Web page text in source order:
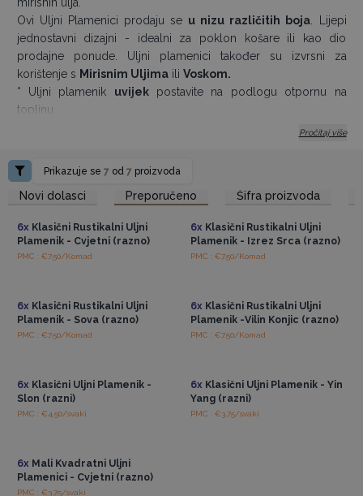
mirisnih ulja.
Ovi Uljni Plamenici prodaju se u nizu različitih boja. Lijepi
jednostavni dizajni - idealni za poklon košare ili kao dio
prodajne ponude. Uljni plamenici također su izvrsni za
korištenje s Mirisnim Uljimaili Voskom.
* Uljni plamenik uvijekpostavite na podlogu otpornu na
toplinu
* Provjerite ima li dovoljno vode u posudi iznad plamenika
* Nikada ne ostavljajte bez nadzora dok je upaljen i držite dalje
od zavjesa i izvan dohvata djece!
* Ako plamen postane opasan, ugasite ga vlažnom krpom
Naručite sada.
Pročitaj više
Prikazuje se7 od7 proizvoda
Novi dolasci Preporučeno Šifra proizvoda
Pristup veleprodajnim
cijenama
6x Klasični Rustikalni Uljni
Plamenik - Cvjetni (razno)
PMC : €7.50/Komad
Pristup veleprodajnim
cijenama
6x Klasični Rustikalni Uljni
Plamenik - Izrez Srca (razno)
PMC : €7.50/Komad
6x Klasični Rustikalni Uljni
Plamenik - Sova (razno)
PMC : €7.50/Komad
6x Klasični Rustikalni Uljni
Plamenik -Vilin Konjic (razno)
PMC : €7.50/Komad
6x Klasični Uljni Plamenik -
Slon (razni)
PMC : €4.50/svaki
6x Klasični Uljni Plamenik - Yin
Yang (razni)
PMC : €3.75/svaki
6x Mali Kvadratni Uljni
Plamenici - Cvjetni (razno)
PMC : €3.75/svaki